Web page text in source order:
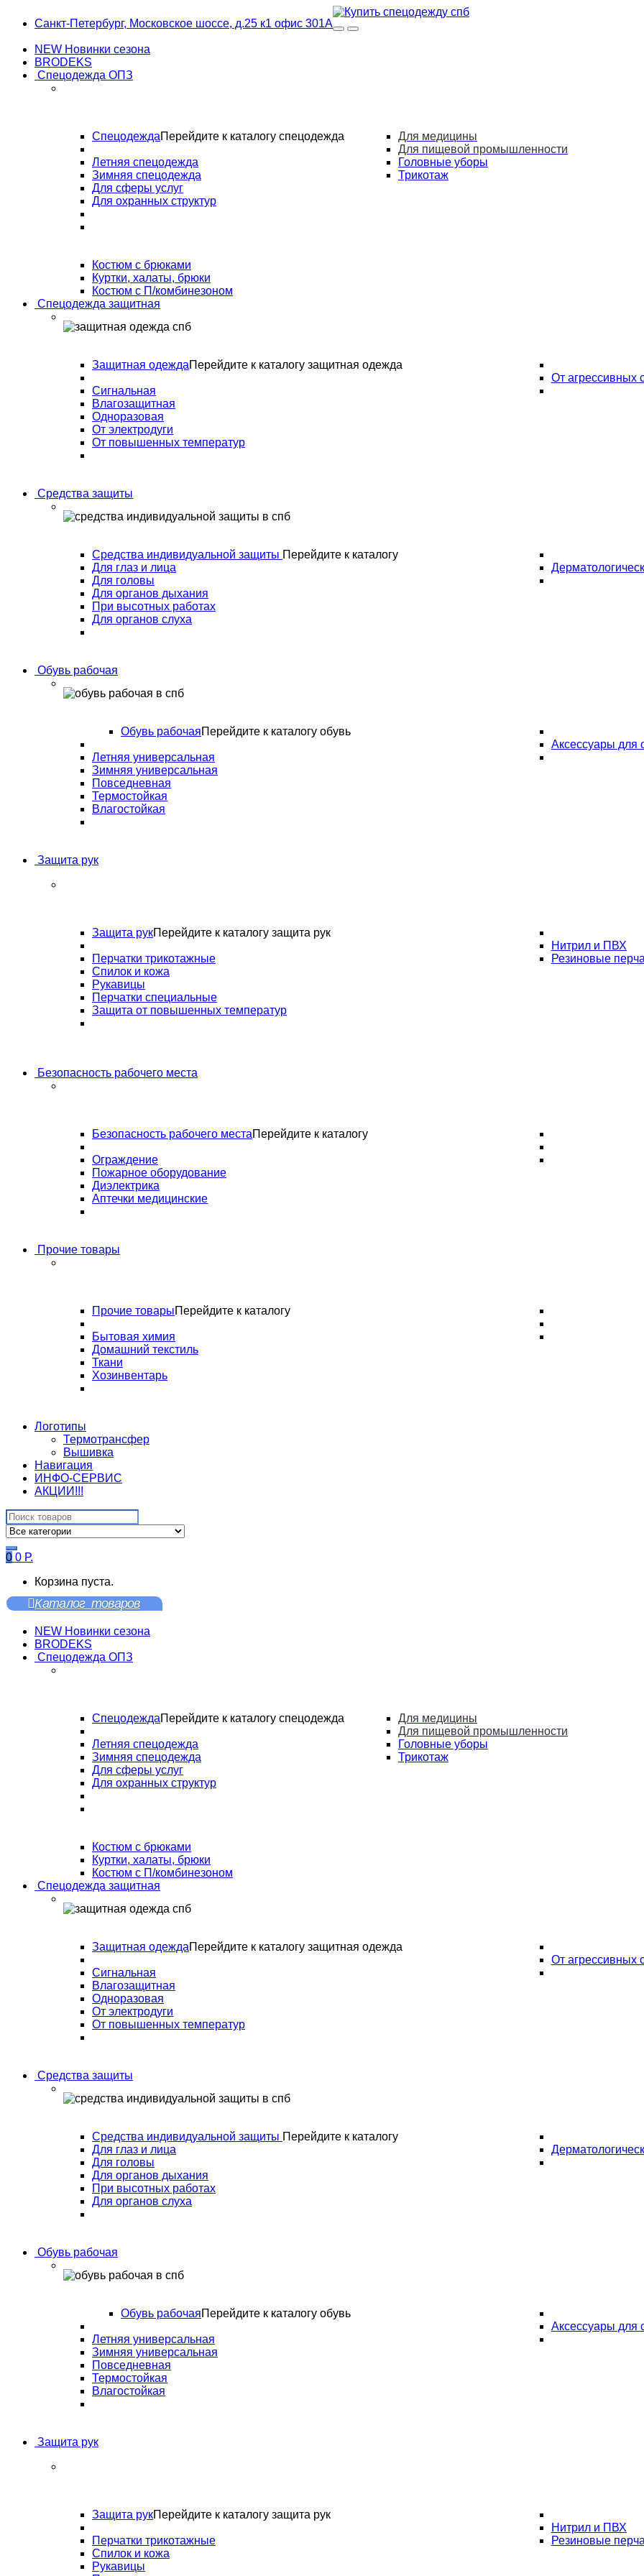
Санкт-Петербург, Московское шоссе, д.25 к1 офис 301А
NEW Новинки сезона
BRODEKS
Спецодежда ОПЗ
СпецодеждаПерейдите к каталогу спецодежда
Летняя спецодежда
Зимняя спецодежда
Для сферы услуг
Для охранных структур
Для медицины
Для пищевой промышленности
Головные уборы
Трикотаж
Костюм с брюками
Куртки, халаты, брюки
Костюм с П/комбинезоном
Спецодежда защитная
Защитная одеждаПерейдите к каталогу защитная одежда
Сигнальная
Влагозащитная
Одноразовая
От электродуги
От повышенных температур
От агрессивных
Средства защиты
Средства индивидуальной защиты Перейдите к каталогу
Для глаз и лица
Для головы
Для органов дыхания
При высотных работах
Для органов слуха
Обувь рабочая
Обувь рабочаяПерейдите к каталогу обувь
Летняя универсальная
Зимняя универсальная
Повседневная
Термостойкая
Влагостойкая
Аксессуары для
Защита рук
Защита рукПерейдите к каталогу защита рук
Перчатки трикотажные
Спилок и кожа
Рукавицы
Перчатки специальные
Защита от повышенных температур
Нитрил и ПВХ
Резиновые
Безопасность рабочего места
Безопасность рабочего местаПерейдите к каталогу
Ограждение
Пожарное оборудование
Диэлектрика
Аптечки медицинские
Прочие товары
Прочие товарыПерейдите к каталогу
Бытовая химия
Домашний текстиль
Ткани
Хозинвентарь
Логотипы
Термотрансфер
Вышивка
Навигация
ИНФО-СЕРВИС
АКЦИИ!!!
Search
for:
0 0 Р.
Корзина пуста.
Каталог товаров
NEW Новинки сезона
BRODEKS
Спецодежда ОПЗ
СпецодеждаПерейдите к каталогу спецодежда
Летняя спецодежда
Зимняя спецодежда
Для сферы услуг
Для охранных структур
Для медицины
Для пищевой промышленности
Головные уборы
Трикотаж
Костюм с брюками
Куртки, халаты, брюки
Костюм с П/комбинезоном
Спецодежда защитная
Защитная одеждаПерейдите к каталогу защитная одежда
Сигнальная
Влагозащитная
Одноразовая
От электродуги
От повышенных температур
От агрессивных
Средства защиты
Средства индивидуальной защиты Перейдите к каталогу
Для глаз и лица
Для головы
Для органов дыхания
При высотных работах
Для органов слуха
Обувь рабочая
Обувь рабочаяПерейдите к каталогу обувь
Летняя универсальная
Зимняя универсальная
Повседневная
Термостойкая
Влагостойкая
Аксессуары для
Защита рук
Защита рукПерейдите к каталогу защита рук
Перчатки трикотажные
Спилок и кожа
Рукавицы
Нитрил и ПВХ
Резиновые